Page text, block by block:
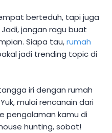
berteduh, tapi juga
jangan ragu buat
Siapa tau,rumah
jadi trending topic di
iri dengan rumah
mulai rencanain dari
pengalaman kamu di
hunting, sobat!